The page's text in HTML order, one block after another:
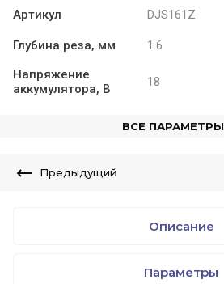
Артикул DJS161Z
Глубина реза, мм
1.6
Напряжение
аккумулятора, В
18
ВСЕ ПАРАМЕТРЫ
Предыдущий
Описание
Параметры